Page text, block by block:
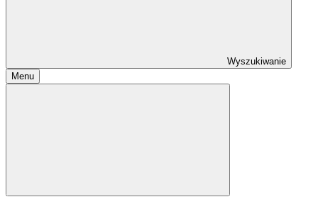
Wyszukiwanie
Menu